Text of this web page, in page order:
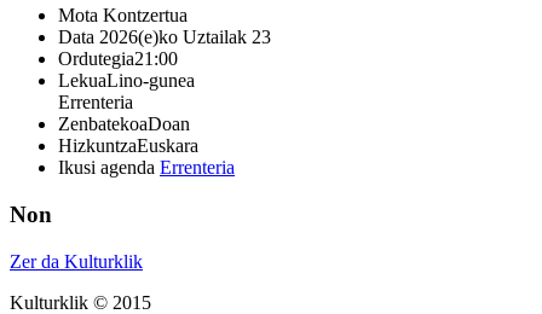
Mota Kontzertua
Data 2026(e)ko Uztailak 23
Ordutegia21:00
LekuaLino-gunea
Errenteria
ZenbatekoaDoan
HizkuntzaEuskara
Ikusi agenda Errenteria
Non
Zer da Kulturklik
Kulturklik © 2015